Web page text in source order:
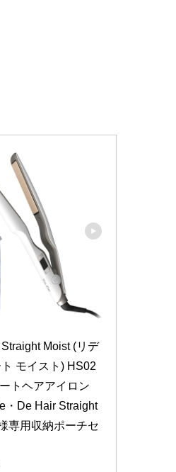
Moist (リデ
モイスト) HS02
トヘアアイロン
・De Hair Straight
専用収納ポーチセ